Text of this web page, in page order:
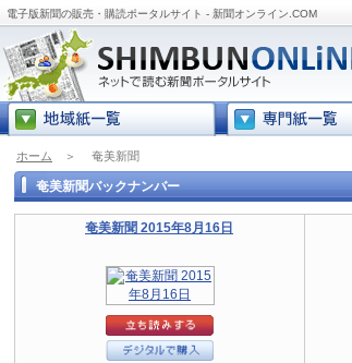
電子版新聞の販売・購読ポータルサイト - 新聞オンライン.COM
ホーム ＞ 奄美新聞
奄美新聞バックナンバー
奄美新聞 2015年8月16日